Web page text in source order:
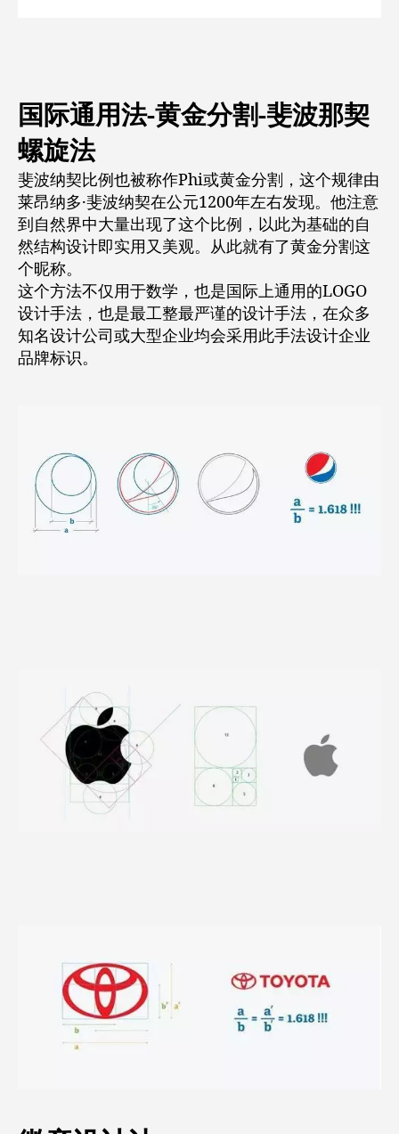
国际通用法-黄金分割-斐波那契
螺旋法
斐波纳契比例也被称作Phi或黄金分割，这个规律由
莱昂纳多·斐波纳契在公元1200年左右发现。他注意
到自然界中大量出现了这个比例，以此为基础的自
然结构设计即实用又美观。从此就有了黄金分割这
个昵称。
这个方法不仅用于数学，也是国际上通用的LOGO
设计手法，也是最工整最严谨的设计手法，在众多
知名设计公司或大型企业均会采用此手法设计企业
品牌标识。